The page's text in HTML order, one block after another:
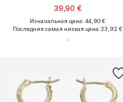
39,90 €
Изначальная цена: 44,90 €
Последняя самая низкая цена:33,92 €